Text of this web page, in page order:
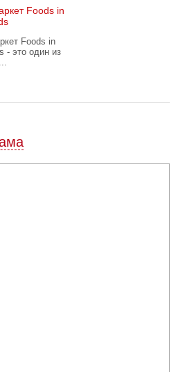
Foods in
Foods in
- это один из